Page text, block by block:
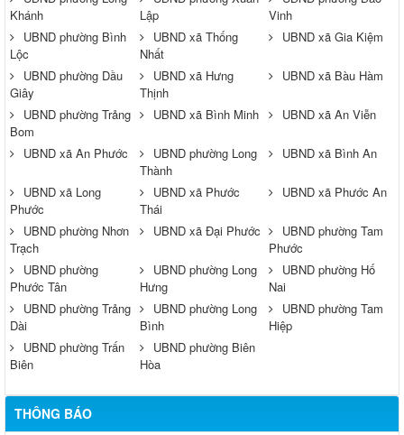
Khánh
Lập
Vinh
UBND phường Bình
Lộc
UBND xã Thống
Nhất
UBND xã Gia Kiệm
UBND phường Dầu
Giây
UBND xã Hưng
Thịnh
UBND xã Bàu Hàm
UBND phường Trảng
Bom
UBND xã Bình Minh UBND xã An Viễn
UBND xã An Phước
UBND phường Long
Thành
UBND xã Bình An
UBND xã Long
Phước
UBND xã Phước
Thái
UBND xã Phước An
UBND phường Nhơn
Trạch
UBND xã Đại Phước
UBND phường Tam
Phước
UBND phường
Phước Tân
UBND phường Long
Hưng
UBND phường Hố
Nai
UBND phường Trảng
Dài
UBND phường Long
Bình
UBND phường Tam
Hiệp
UBND phường Trấn
Biên
UBND phường Biên
Hòa
THÔNG BÁO